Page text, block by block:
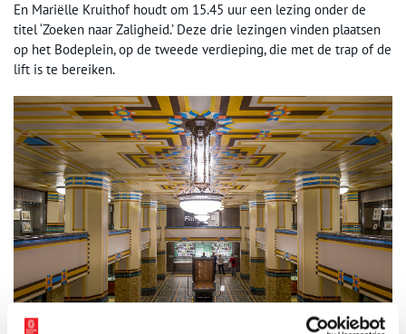
En Mariëlle Kruithof houdt om 15.45 uur een lezing onder de
titel ‘Zoeken naar Zaligheid.’ Deze drie lezingen vinden plaatsen
op het Bodeplein, op de tweede verdieping, die met de trap of de
lift is te bereiken.